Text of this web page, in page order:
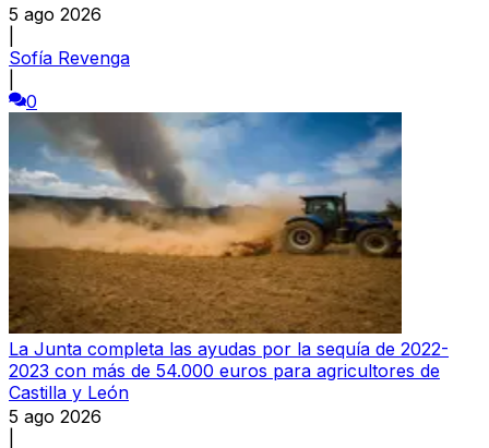
5 ago 2026
Sofía Revenga
0
La Junta completa las ayudas por la sequía de 2022-
2023 con más de 54.000 euros para agricultores de
Castilla y León
5 ago 2026